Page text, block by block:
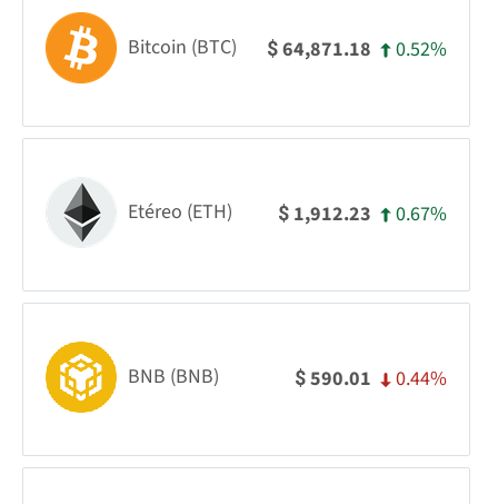
Bitcoin (BTC) $64,871.18 0.52%
Etéreo (ETH) $ 1,912.23 0.67%
BNB (BNB) $590.01 0.44%